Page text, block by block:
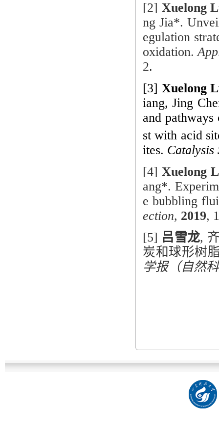
[2] Xuelong
ng Jia*.
egulation
oxidation.
2.
[3] Xuelong
iang, Jing
and
st with acid
ites. Catalysis
[4] Xuelong
ang*.
e bubbling
ection, 2019,
[5] 吕雪龙,
炭和球形树
学报（自然